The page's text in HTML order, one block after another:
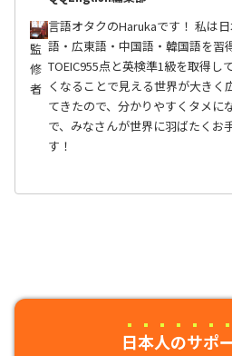
監
修
者
言語オタクのHarukaです！ 私は
語・広東語・中国語・韓国語を習
TOEIC955点と英検準1級を取得し
くなることで見える世界が大きく
てきたので、分かりやすくタメに
で、みなさんが世界に羽ばたくお
す！
日本人のサポ